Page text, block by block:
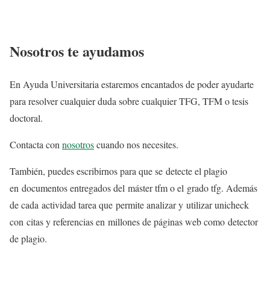
Nosotros te ayudamos
En Ayuda Universitaria estaremos encantados de poder ayudarte
para resolver cualquier duda sobre cualquier TFG, TFM o tesis
doctoral.
Contacta con nosotroscuando nos necesites.
También, puedes escribirnos para que se detecte el plagio
en documentos entregados del máster tfm o el grado tfg. Además
de cada actividad tarea que permite analizar y utilizar unicheck
con citas y referencias en millones de páginas web como detector
de plagio.